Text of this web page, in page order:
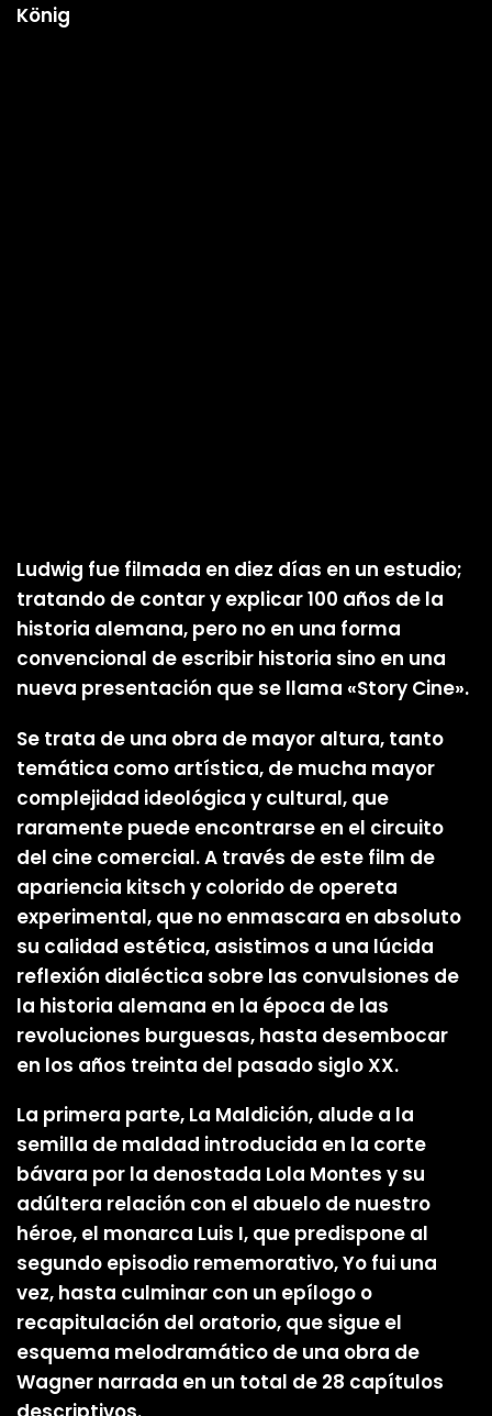
König
Ludwig fue filmada en diez días en un estudio;
tratando de contar y explicar 100 años de la
historia alemana, pero no en una forma
convencional de escribir historia sino en una
nueva presentación que se llama «Story Cine».
Se trata de una obra de mayor altura, tanto
temática como artística, de mucha mayor
complejidad ideológica y cultural, que
raramente puede encontrarse en el circuito
del cine comercial. A través de este film de
apariencia kitsch y colorido de opereta
experimental, que no enmascara en absoluto
su calidad estética, asistimos a una lúcida
reflexión dialéctica sobre las convulsiones de
la historia alemana en la época de las
revoluciones burguesas, hasta desembocar
en los años treinta del pasado siglo XX.
La primera parte, La Maldición, alude a la
semilla de maldad introducida en la corte
bávara por la denostada Lola Montes y su
adúltera relación con el abuelo de nuestro
héroe, el monarca Luis I, que predispone al
segundo episodio rememorativo, Yo fui una
vez, hasta culminar con un epílogo o
recapitulación del oratorio, que sigue el
esquema melodramático de una obra de
Wagner narrada en un total de 28 capítulos